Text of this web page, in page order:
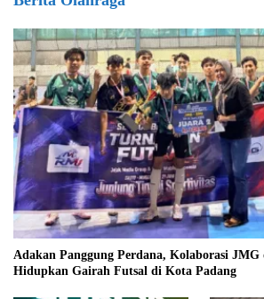
Adakan Panggung Perdana, Kolaborasi JMG
Hidupkan Gairah Futsal di Kota Padang